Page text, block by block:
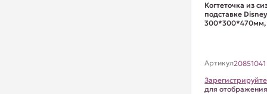
Когтеточка из
подставке
300*300*470мм,
Артикул20851041
для